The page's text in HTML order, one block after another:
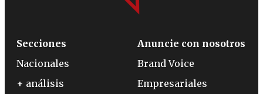
Secciones
Nacionales
+ análisis
Anuncie con nosotros
Brand Voice
Empresariales